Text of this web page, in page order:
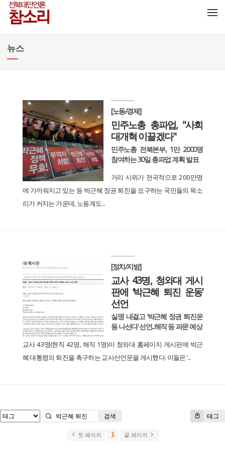
뉴스
[노동/경제]
민주노총 총파업, "사회
대개혁 이끌겠다"
민주노총 전북본부, 1만 2000명
참여하는 30일 총파업 계획 발표
거리 시위가 전국적으로 200만명
에 가까워지고 있는 등 박근혜 정권 퇴진을 요구하는 국민들의 목소
리가 커지는 가운데, 노동계도...
[정치/지방]
교사 43명, 청와대 게시
판에 ‘박근혜 퇴진 운동’
선언
실명 내걸고 ‘박근혜 정권 퇴진운
동 나선다’ 선언...해직 등 파문 예상
교사 43명(현직 42명, 해직 1명)이 청와대 홈페이지 게시판에 박근
혜 대통령의 퇴진을 촉구하는 교사선언문을 게시했다. 이들은 ‘...
태그
검색
첫 페이지 1 끝 페이지